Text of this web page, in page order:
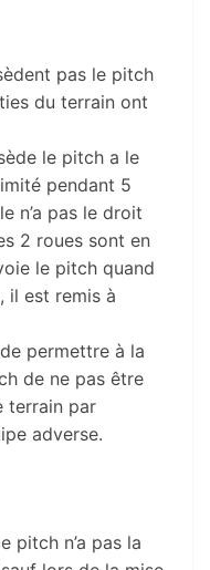
pas le pitch
du terrain ont
le pitch a le
pendant 5
n’a pas le droit
2 roues sont en
le pitch quand
il est remis à
permettre à la
de ne pas être
terrain par
adverse.
pitch n’a pas la